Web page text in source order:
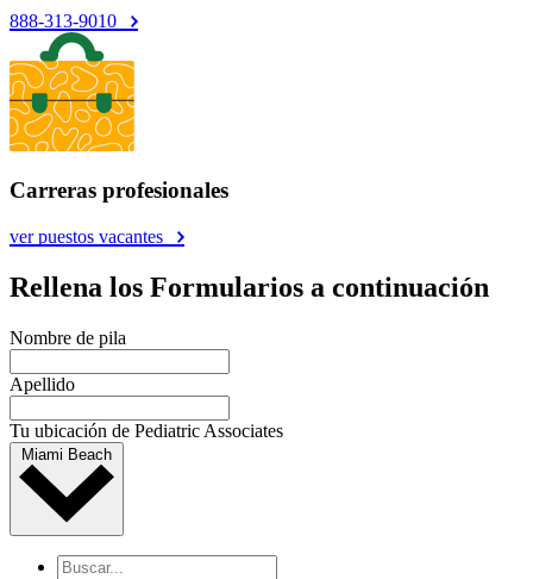
888-313-9010
Carreras profesionales
ver puestos vacantes
Rellena los Formularios a continuación
Nombre de pila
Apellido
Tu ubicación de Pediatric Associates
Miami Beach